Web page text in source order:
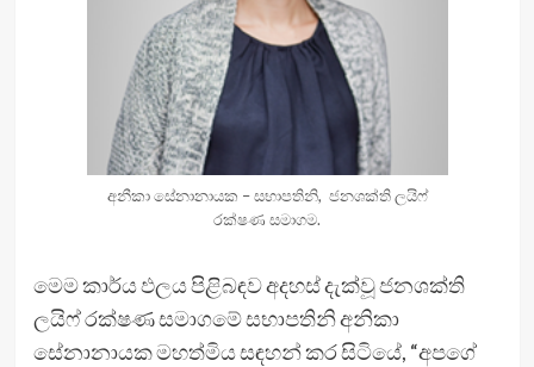
අනීකා සේනානායක – සභාපතිනි, ජනශක්ති ලයිෆ්
රක්ෂණ සමාගම.
මෙම කාර්ය ඵලය පිළිබඳව අදහස් දැක්වූ ජනශක්ති
ලයිෆ් රක්ෂණ සමාගමේ සභාපතිනි අනිකා
සේනානායක මහත්මිය සඳහන් කර සිටියේ, “අපගේ